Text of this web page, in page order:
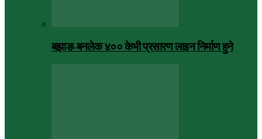
बझाङ-बनलेक ४०० केभी प्रसारण लाइन निर्माण हुने